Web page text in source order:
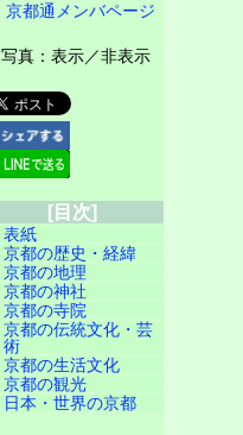
京都通メンバページ
写真：表示／非表示
[目次]
表紙
京都の歴史・経緯
京都の地理
京都の神社
京都の寺院
京都の伝統文化・芸
術
京都の生活文化
京都の観光
日本・世界の京都